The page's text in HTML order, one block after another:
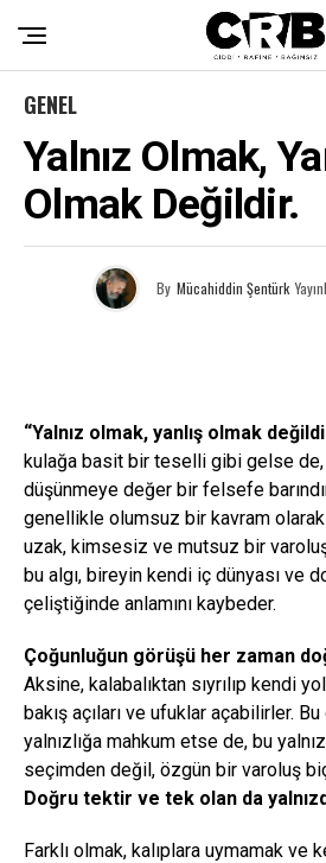
GENEL
Yalnız Olmak,
Olmak Değildir.
By Mücahiddin Şentürk
“Yalnız olmak, yanlış olmak
kulağa basit bir teselli gibi gelse
düşünmeye değer bir felsefe
genellikle olumsuz bir kavram olarak
uzak, kimsesiz ve mutsuz bir
bu algı, bireyin kendi iç dünyası ve
çeliştiğinde anlamını kaybeder.
Çoğunluğun görüşü her zaman
Aksine, kalabalıktan sıyrılıp kendi
bakış açıları ve ufuklar açabilirler. Bu
yalnızlığa mahkum etse de, bu
seçimden değil, özgün bir varoluş
Doğru tektir ve tek olan da
Farklı olmak, kalıplara uymamak ve